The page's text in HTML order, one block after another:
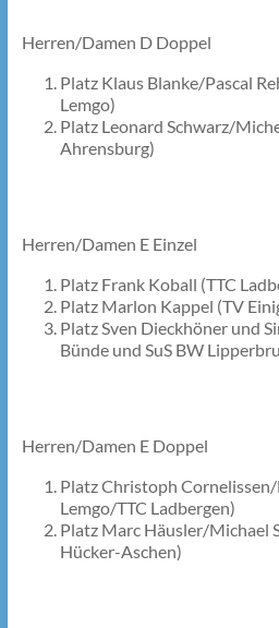
Herren/Damen D Doppel
Platz Klaus Blanke/Pascal
Lemgo)
Platz Leonard Schwarz/
Ahrensburg)
Herren/Damen E Einzel
Platz Frank Koball (TTC
Platz Marlon Kappel (TV
Platz Sven Dieckhöner und
Bünde und SuS BW
Herren/Damen E Doppel
Platz Christoph
Lemgo/TTC Ladbergen)
Platz Marc Häusler/Michael
Hücker-Aschen)